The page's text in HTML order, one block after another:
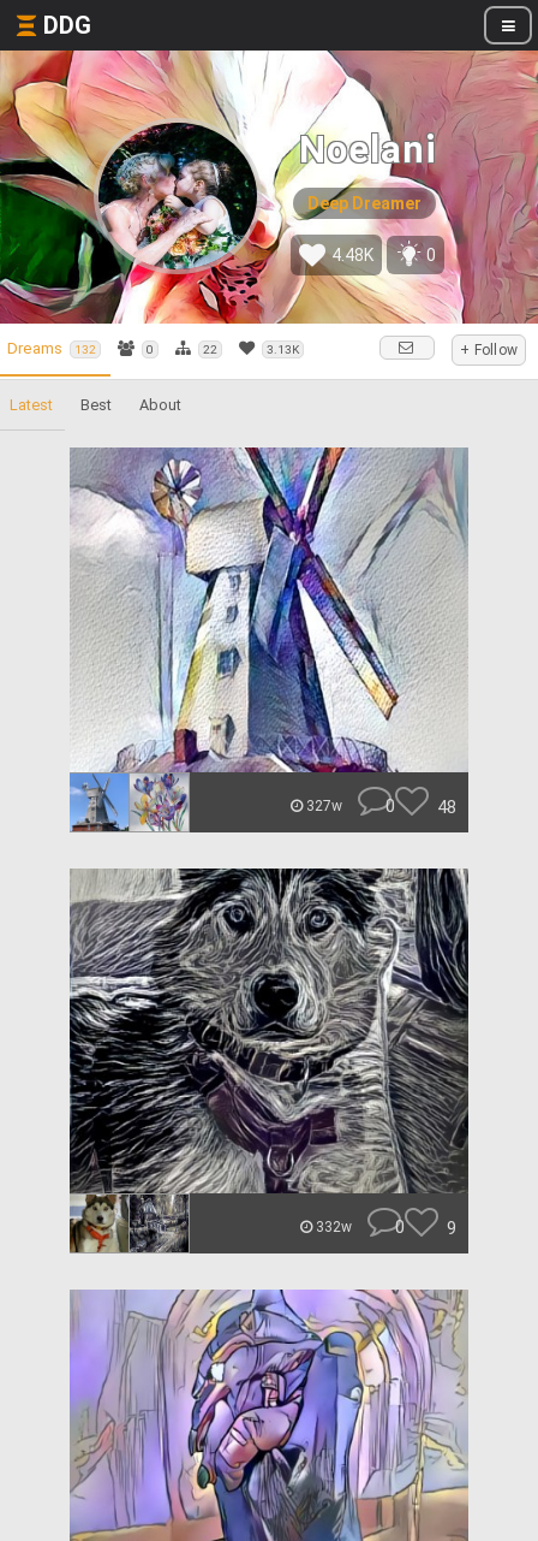
DDG
Noelani
Deep Dreamer
4.48K 0
Dreams 132 0 22 3.13K + Follow
Latest Best About
327w 0 48
332w 0 9